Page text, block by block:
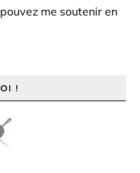
me soutenir en
!